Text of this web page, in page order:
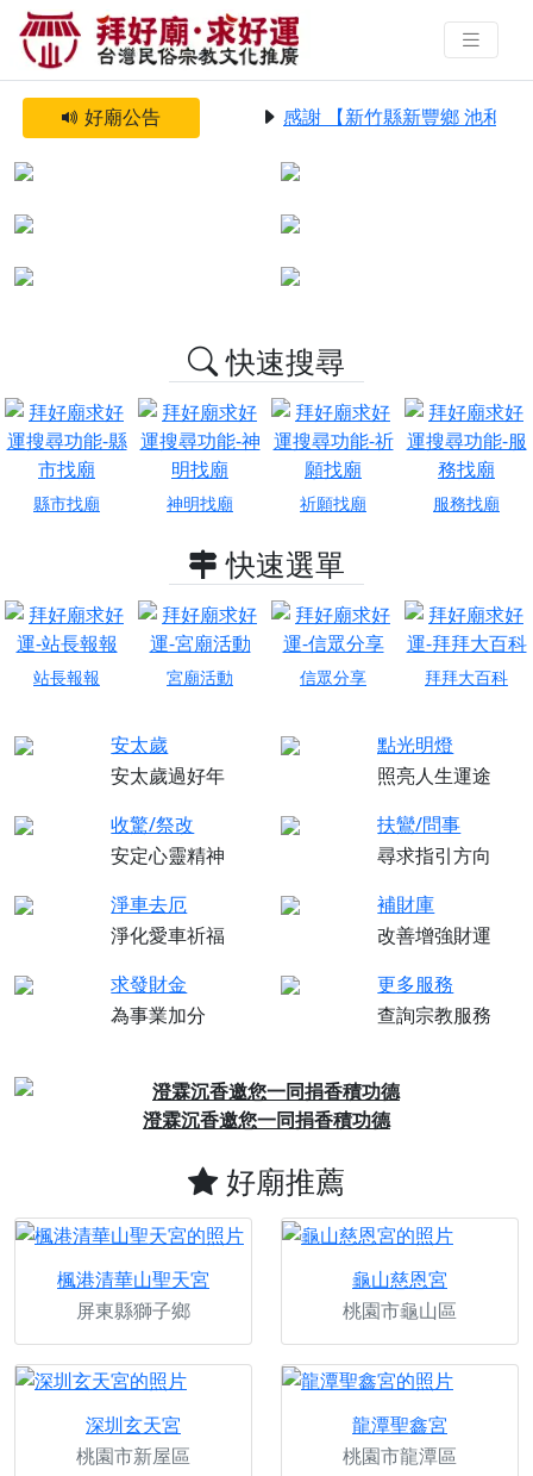
拜好廟求好運 找到與您有緣的信仰
Previous
Next
好廟公告
感謝 【新竹縣新豐鄉 池和宮
快速搜尋
縣市找廟 神明找廟 祈願找廟 服務找廟
快速選單
站長報報 宮廟活動 信眾分享 拜拜大百科
安太歲
安太歲過好年
點光明燈
照亮人生運途
收驚/祭改
安定心靈精神
扶鸞/問事
尋求指引方向
淨車去厄
淨化愛車祈福
補財庫
改善增強財運
求發財金
為事業加分
更多服務
查詢宗教服務
澄霖沉香邀您一同捐香積功德
好廟推薦
楓港清華山聖天宮
屏東縣獅子鄉
龜山慈恩宮
桃園市龜山區
深圳玄天宮
桃園市新屋區
龍潭聖鑫宮
桃園市龍潭區